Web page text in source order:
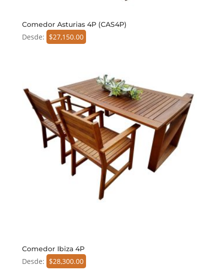
Comedor Asturias 4P (CAS4P)
Desde: $27,150.00
Comedor Ibiza 4P
Desde: $28,300.00